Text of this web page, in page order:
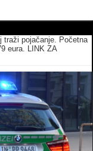
traži pojačanje. Početna
eura. LINK ZA